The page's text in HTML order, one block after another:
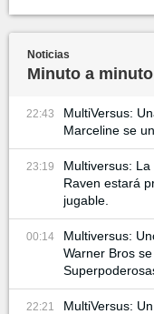
Noticias
Minuto a minuto
22:43
MultiVersus:
Marceline se
23:19
Multiversus:
Raven estará
jugable.
00:14
Multiversus:
Warner Bros
22:21
MultiVersus: